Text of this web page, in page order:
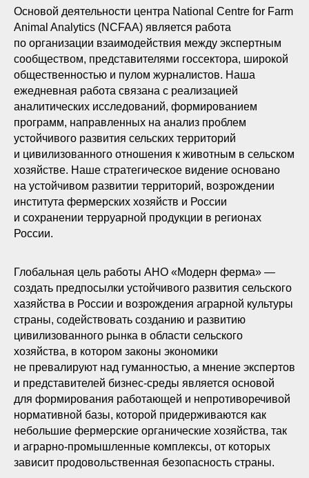
Основой деятельности центра National Centre for Farm
Animal Analytics (NCFAA) является работа
по организации взаимодействия между экспертным
сообществом, представителями госсектора, широкой
общественностью и пулом журналистов. Наша
ежедневная работа связана с реализацией
аналитических исследований, формированием
программ, направленных на анализ проблем
устойчивого развития сельских территорий
и цивилизованного отношения к животным в сельском
хозяйстве. Наше стратегическое видение основано
на устойчивом развитии территорий, возрождении
института фермерских хозяйств и России
и сохранении терруарной продукции в регионах
России.
Глобальная цель работы АНО «Модерн ферма» —
создать предпосылки устойчивого развития сельского
хазяйства в России и возрождения аграрной культуры
страны, содействовать созданию и развитию
цивилизованного рынка в области сельского
хозяйства, в котором законы экономики
не превалируют над гуманностью, а мнение экспертов
и представителей бизнес-среды является основой
для формирования работающей и непротиворечивой
нормативной базы, которой придерживаются как
небольшие фермерские органические хозяйства, так
и аграрно-промышленные комплексы, от которых
зависит продовольственная безопасность страны.